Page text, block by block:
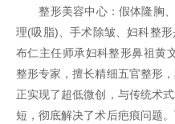
整形美容中心：假体隆胸、
理(吸脂)、手术除皱、妇科整形
布仁主任师承妇科整形鼻祖黄
整形专家，擅长精细五官整形
正实现了超低微创，与传统术
短，彻底解决了术后疤痕问题